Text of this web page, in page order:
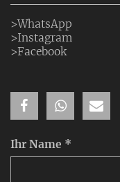
Ihr Name *
>WhatsApp
>Instagram
>Facebook